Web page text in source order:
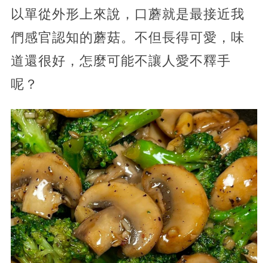
以單從外形上來說，口蘑就是最接近我
們感官認知的蘑菇。不但長得可愛，味
道還很好，怎麼可能不讓人愛不釋手
呢？